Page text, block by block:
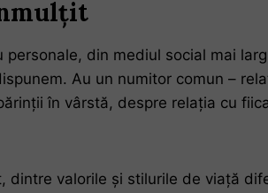
din mediul social mai
Au un numitor comun –
în vârstă, despre relația cu
valorile și stilurile de viață